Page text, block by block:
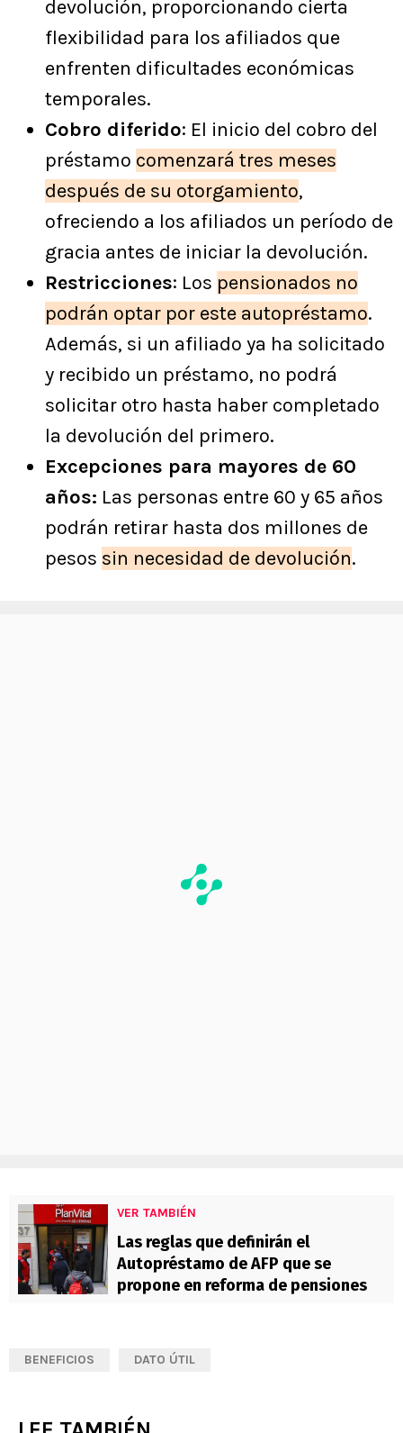
devolución, proporcionando cierta
flexibilidad para los afiliados que
enfrenten dificultades económicas
temporales.
Cobro diferido: El inicio del cobro del
préstamo comenzará tres meses
después de su otorgamiento,
ofreciendo a los afiliados un período de
gracia antes de iniciar la devolución.
Restricciones: Los pensionados no
podrán optar por este autopréstamo.
Además, si un afiliado ya ha solicitado
y recibido un préstamo, no podrá
solicitar otro hasta haber completado
la devolución del primero.
Excepciones para mayores de 60
años: Las personas entre 60 y 65 años
podrán retirar hasta dos millones de
pesos sin necesidad de devolución.
VER TAMBIÉN
Las reglas que definirán el
Autopréstamo de AFP que se
propone en reforma de pensiones
BENEFICIOS DATO ÚTIL